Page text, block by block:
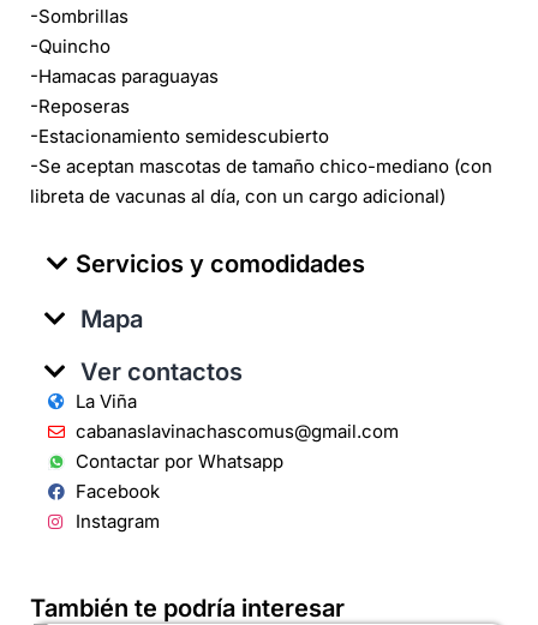
-Sombrillas
-Quincho
-Hamacas paraguayas
-Reposeras
-Estacionamiento semidescubierto
-Se aceptan mascotas de tamaño chico-mediano (con
libreta de vacunas al día, con un cargo adicional)
Servicios y comodidades
Mapa
Ver contactos
La Viña
cabanaslavinachascomus@gmail.com
Contactar por Whatsapp
Facebook
Instagram
También te podría interesar